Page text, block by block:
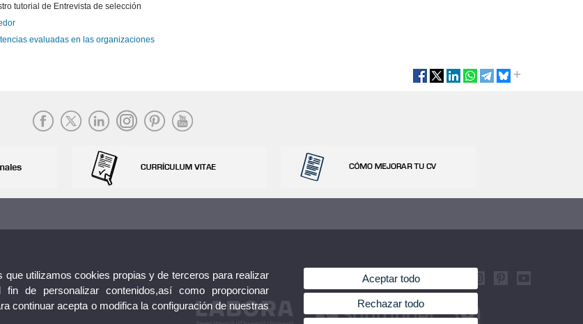
tutorial de Entrevista de selección
evaluadas en las organizaciones
utilizamos cookies propias y de terceros para realizar
de personalizar contenidos,así como proporcionar
continuar acepta o modifica la configuración de nuestras
Aceptar todo
Rechazar todo